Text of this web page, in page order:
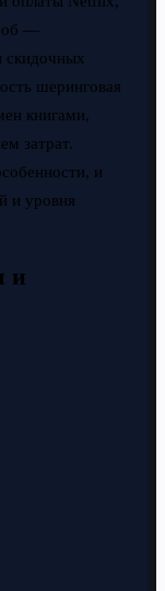
—
скидочных
шеринговая
книгами,
затрат.
и
и уровня
и